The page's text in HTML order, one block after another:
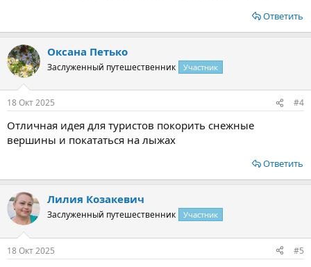
Ответить
Оксана Петько
Заслуженный путешественник Участник
18 Окт 2025 #4
Отличная идея для туристов покорить снежные
вершины и покататься на лыжах
Ответить
Лилия Козакевич
Заслуженный путешественник Участник
18 Окт 2025 #5